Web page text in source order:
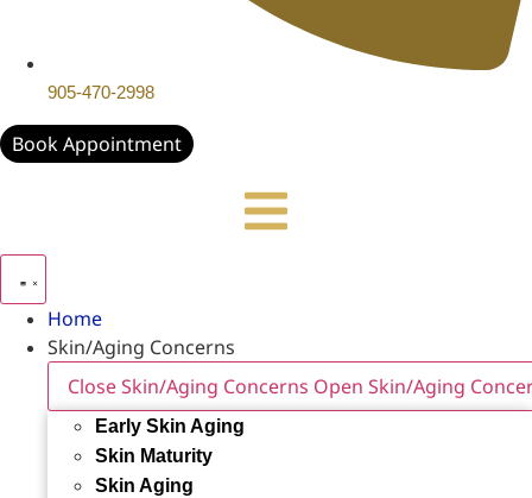
905-470-2998
Book Appointment
Home
Skin/Aging Concerns
Close Skin/Aging Concerns Open Skin/Aging
Early Skin Aging
Skin Maturity
Skin Aging